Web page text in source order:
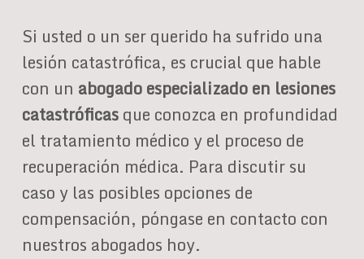
Si usted o un ser querido ha sufrido una
lesión catastrófica, es crucial que hable
con un abogado especializado en lesiones
catastróficasque conozca en profundidad
el tratamiento médico y el proceso de
recuperación médica. Para discutir su
caso y las posibles opciones de
compensación, póngase en contacto con
nuestros abogados hoy.